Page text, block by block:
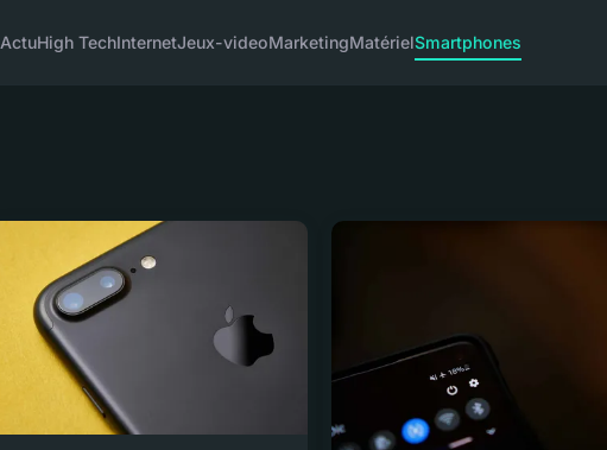
ActuHigh TechInternetJeux-videoMarketingMatérielSmartphones